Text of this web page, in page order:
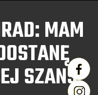
MAM
SZANS